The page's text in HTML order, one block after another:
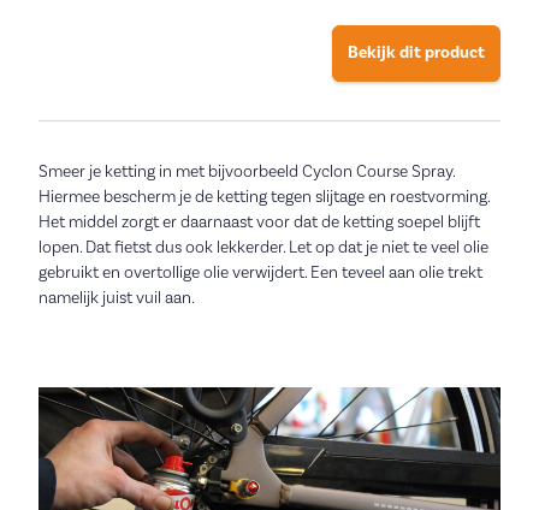
Bekijk dit product
Smeer je ketting in met bijvoorbeeld Cyclon Course Spray.
Hiermee bescherm je de ketting tegen slijtage en roestvorming.
Het middel zorgt er daarnaast voor dat de ketting soepel blijft
lopen. Dat fietst dus ook lekkerder. Let op dat je niet te veel olie
gebruikt en overtollige olie verwijdert. Een teveel aan olie trekt
namelijk juist vuil aan.